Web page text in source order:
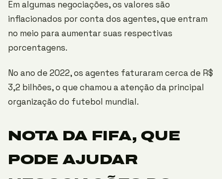
Em algumas negociações, os valores são
inflacionados por conta dos agentes, que entram
no meio para aumentar suas respectivas
porcentagens.
No ano de 2022, os agentes faturaram cerca de R$
3,2 bilhões, o que chamou a atenção da principal
organização do futebol mundial.
NOTA DA FIFA, QUE
PODE AJUDAR